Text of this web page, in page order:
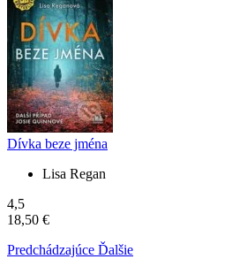
Dívka beze jména
Lisa Regan
4,5
18,50 €
Predchádzajúce Ďalšie